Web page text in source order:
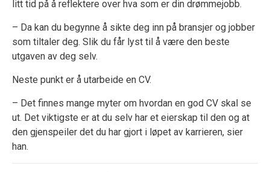
litt tid på å reflektere over hva som er din drømmejobb.
– Da kan du begynne å sikte deg inn på bransjer og jobber
som tiltaler deg. Slik du får lyst til å være den beste
utgaven av deg selv.
Neste punkt er å utarbeide en CV.
– Det finnes mange myter om hvordan en god CV skal se
ut. Det viktigste er at du selv har et eierskap til den og at
den gjenspeiler det du har gjort i løpet av karrieren, sier
han.